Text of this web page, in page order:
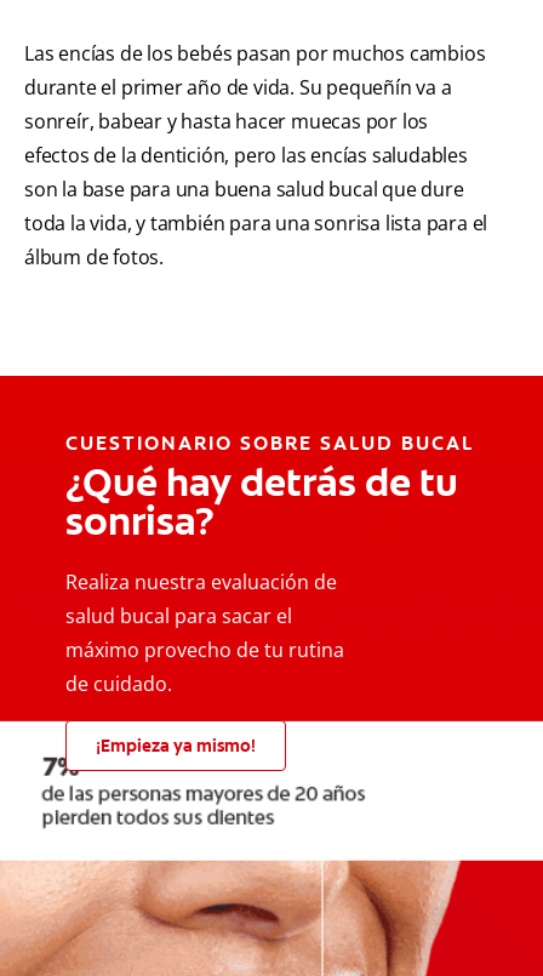
Las encías de los bebés pasan por muchos cambios
durante el primer año de vida. Su pequeñín va a
sonreír, babear y hasta hacer muecas por los
efectos de la dentición, pero las encías saludables
son la base para una buena salud bucal que dure
toda la vida, y también para una sonrisa lista para el
álbum de fotos.
CUESTIONARIO SOBRE SALUD BUCAL
¿Qué hay detrás de tu
sonrisa?
Realiza nuestra evaluación de
salud bucal para sacar el
máximo provecho de tu rutina
de cuidado.
¡Empieza ya mismo!